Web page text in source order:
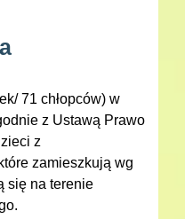
71 chłopców) w
z Ustawą Prawo
z
zamieszkują wg
się na terenie